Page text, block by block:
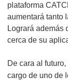
plataforma
aumentará tanto
Logrará además
cerca de su
De cara al
cargo de uno de